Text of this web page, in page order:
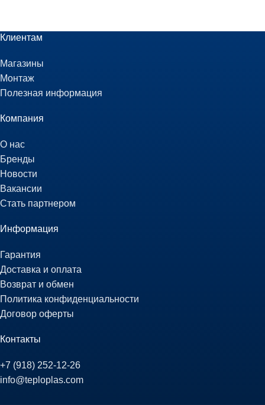
Клиентам
Магазины
Монтаж
Полезная информация
Компания
О нас
Бренды
Новости
Вакансии
Стать партнером
Информация
Гарантия
Доставка и оплата
Возврат и обмен
Политика конфиденциальности
Договор оферты
Контакты
+7 (918) 252-12-26
info@teploplas.com